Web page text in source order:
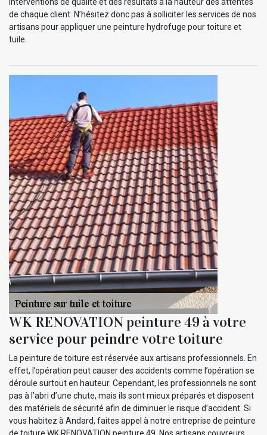
de chaque client. N’hésitez donc pas à solliciter les services de nos
artisans pour appliquer une peinture hydrofuge pour toiture et
tuile.
WK RENOVATION peinture 49 à votre
service pour peindre votre toiture
La peinture de toiture est réservée aux artisans professionnels. En
effet, l’opération peut causer des accidents comme l’opération se
déroule surtout en hauteur. Cependant, les professionnels ne sont
pas à l’abri d’une chute, mais ils sont mieux préparés et disposent
des matériels de sécurité afin de diminuer le risque d’accident. Si
vous habitez à Andard, faites appel à notre entreprise de peinture